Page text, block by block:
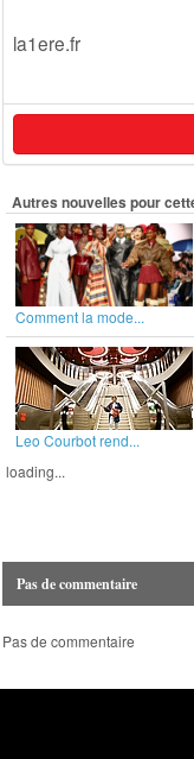
la1ere.fr
Autres nouvelles pour
Comment la mode...
Leo Courbot rend...
loading...
Pas de commentaire
Pas de commentaire